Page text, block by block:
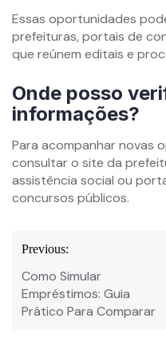
Essas oportunidades
prefeituras, portais de
que reúnem editais e
Onde posso
informações?
Para acompanhar novas
consultar o site da
assistência social ou
concursos públicos.
Previous:
Como Simular
Empréstimos: Guia
Prático Para Comparar